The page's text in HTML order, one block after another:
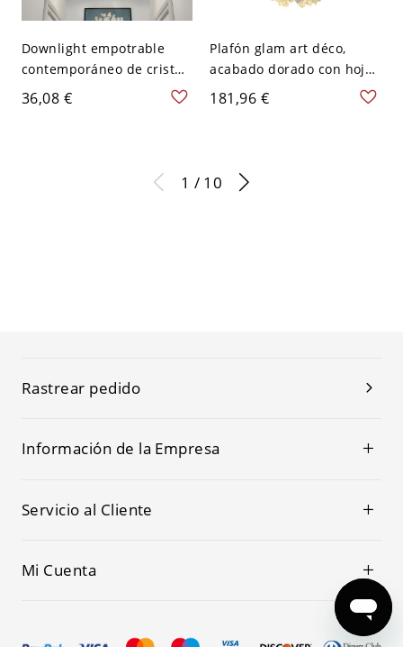
Downlight empotrable
contemporáneo de cristal,
plafón decorativo de
techo con lente de vidrio
36,08 €
Plafón glam art déco,
acabado dorado con hojas
de ginkgo de vidrio
texturizado para sala de
181,96 €
1 / 10
Rastrear pedido
Información de la Empresa
Servicio al Cliente
Mi Cuenta